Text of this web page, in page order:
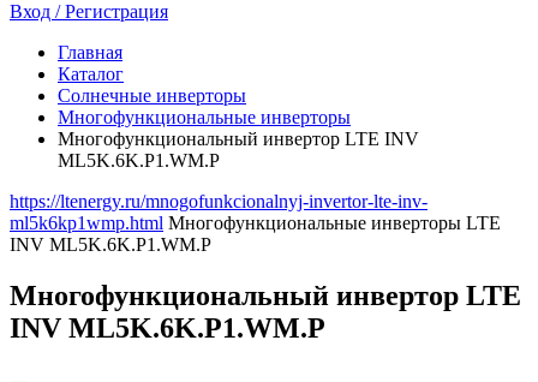
Вход / Регистрация
Главная
Каталог
Солнечные инверторы
Многофункциональные инверторы
Многофункциональный инвертор LTE INV
ML5K.6K.P1.WM.P
https://ltenergy.ru/mnogofunkcionalnyj-invertor-lte-inv-
ml5k6kp1wmp.html Многофункциональные инверторы LTE
INV ML5K.6K.P1.WM.P
Многофункциональный инвертор LTE
INV ML5K.6K.P1.WM.P